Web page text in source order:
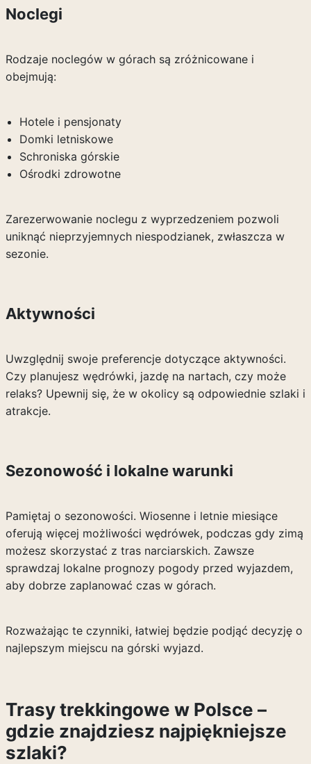
Noclegi
Rodzaje noclegów w górach są zróżnicowane i
obejmują:
Hotele i pensjonaty
Domki letniskowe
Schroniska górskie
Ośrodki zdrowotne
Zarezerwowanie noclegu z wyprzedzeniem pozwoli
uniknąć nieprzyjemnych niespodzianek, zwłaszcza w
sezonie.
Aktywności
Uwzględnij swoje preferencje dotyczące aktywności.
Czy planujesz wędrówki, jazdę na nartach, czy może
relaks? Upewnij się, że w okolicy są odpowiednie szlaki i
atrakcje.
Sezonowość i lokalne warunki
Pamiętaj o sezonowości. Wiosenne i letnie miesiące
oferują więcej możliwości wędrówek, podczas gdy zimą
możesz skorzystać z tras narciarskich. Zawsze
sprawdzaj lokalne prognozy pogody przed wyjazdem,
aby dobrze zaplanować czas w górach.
Rozważając te czynniki, łatwiej będzie podjąć decyzję o
najlepszym miejscu na górski wyjazd.
Trasy trekkingowe w Polsce –
gdzie znajdziesz najpiękniejsze
szlaki?